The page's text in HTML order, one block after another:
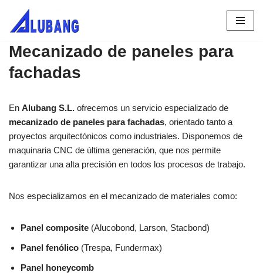
Saltar
al
contenido
Mecanizado de paneles para
fachadas
En Alubang S.L. ofrecemos un servicio especializado de
mecanizado de paneles para fachadas, orientado tanto a
proyectos arquitectónicos como industriales. Disponemos de
maquinaria CNC de última generación, que nos permite
garantizar una alta precisión en todos los procesos de trabajo.
Nos especializamos en el mecanizado de materiales como:
Panel composite (Alucobond, Larson, Stacbond)
Panel fenólico (Trespa, Fundermax)
Panel honeycomb